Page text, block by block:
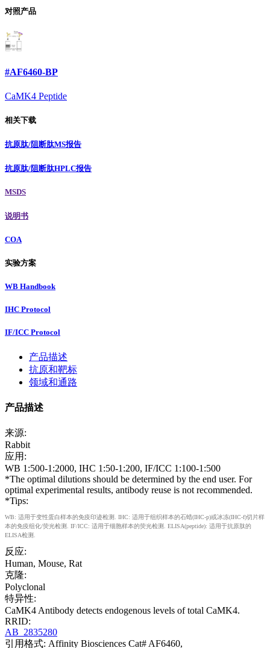
对照产品
#AF6460-BP
CaMK4 Peptide
相关下载
抗原肽/阻断肽MS报告
抗原肽/阻断肽HPLC报告
MSDS
说明书
COA
实验方案
WB Handbook
IHC Protocol
IF/ICC Protocol
产品描述
抗原和靶标
领域和通路
产品描述
来源:
Rabbit
应用:
WB 1:500-1:2000, IHC 1:50-1:200, IF/ICC 1:100-1:500
*The optimal dilutions should be determined by the end user. For
optimal experimental results, antibody reuse is not recommended.
*Tips:
WB: 适用于变性蛋白样本的免疫印迹检测. IHC: 适用于组织样本的石蜡(IHC-p)或冰冻(IHC-f)切片样
本的免疫组化/荧光检测. IF/ICC: 适用于细胞样本的荧光检测. ELISA(peptide): 适用于抗原肽的
ELISA检测.
反应:
Human, Mouse, Rat
克隆:
Polyclonal
特异性:
CaMK4 Antibody detects endogenous levels of total CaMK4.
RRID:
AB_2835280
引用格式: Affinity Biosciences Cat# AF6460,